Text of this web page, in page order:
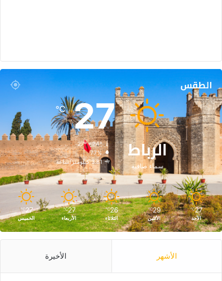
الطقس
الرباط
سماء صافية
27
℃
27º - 24º
77%
3.81 كيلومتر/ساعة
27
℃
الأحد
29
℃
الأثنين
26
℃
الثلاثاء
27
℃
الأربعاء
27
℃
الخميس
الأشهر الأخيرة